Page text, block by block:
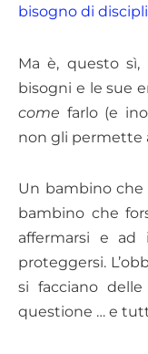
bisogno di
Ma è, questo
bisogni e le sue
come farlo (e
non gli permette
Un bambino
bambino che
affermarsi e
proteggersi.
si facciano
questione … e